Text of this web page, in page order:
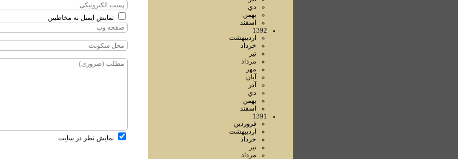
دي
بهمن
اسفند
1392
ارديبهشت
خرداد
تير
مرداد
مهر
آبان
آذر
دي
بهمن
اسفند
1391
فروردين
ارديبهشت
خرداد
تير
مرداد
نمایش ایمیل به مخاطبین
نمایش نظر در سایت